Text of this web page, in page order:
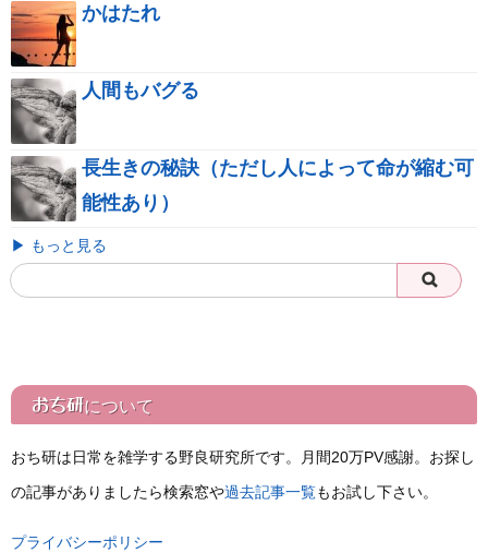
かはたれ
人間もバグる
長生きの秘訣（ただし人によって命が縮む可
能性あり）
▶ もっと見る
おち研について
おち研は日常を雑学する野良研究所です。月間20万PV感謝。お探し
の記事がありましたら検索窓や過去記事一覧もお試し下さい。
プライバシーポリシー